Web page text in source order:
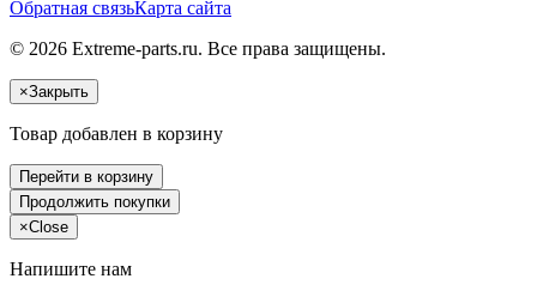
Обратная связьКарта сайта
© 2026 Extreme-parts.ru. Все права защищены.
×Закрыть
Товар добавлен в корзину
Перейти в корзину
Продолжить покупки
×Close
Напишите нам